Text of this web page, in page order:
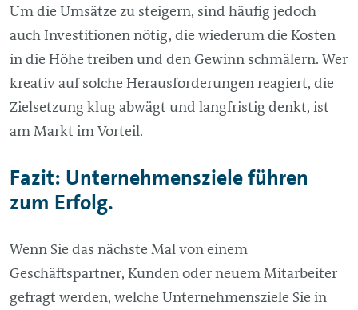
Um die Umsätze zu steigern, sind häufig jedoch
auch Investitionen nötig, die wiederum die Kosten
in die Höhe treiben und den Gewinn schmälern. Wer
kreativ auf solche Herausforderungen reagiert, die
Zielsetzung klug abwägt und langfristig denkt, ist
am Markt im Vorteil.
Fazit: Unternehmensziele führen
zum Erfolg.
Wenn Sie das nächste Mal von einem
Geschäftspartner, Kunden oder neuem Mitarbeiter
gefragt werden, welche Unternehmensziele Sie in